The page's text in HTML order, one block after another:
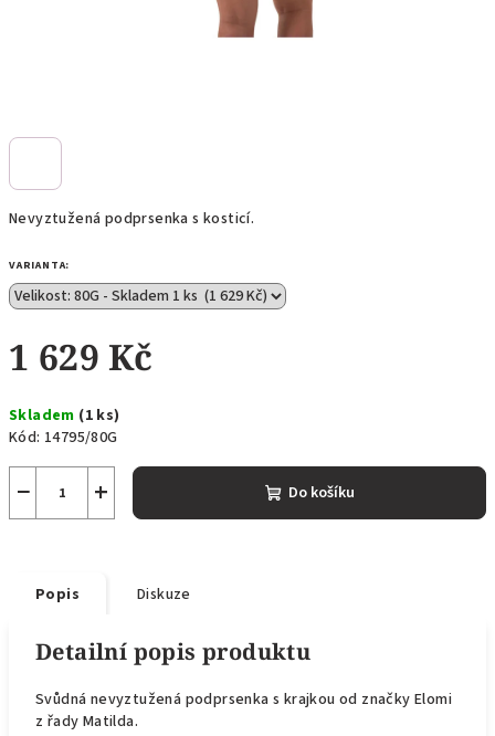
Nevyztužená podprsenka s kosticí.
VARIANTA:
1 629 Kč
cena:
Skladem (1 ks)
Kód: 14795/80G
+
− Do košíku
Popis Diskuze
Detailní popis produktu
Svůdná nevyztužená podprsenka s krajkou od značky Elomi
z řady Matilda.